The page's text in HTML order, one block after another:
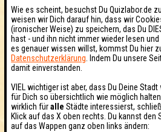
Wie es scheint, besuchst Du Quizlabor.de
weisen wir Dich darauf hin, dass wir
(ironischer Weise) zu speichern, das Du
hast - und ihn nicht immer wieder lesen
es genauer wissen willst, kommst Du hier
Datenschutzerklärung . Indem Du unsere
damit einverstanden.
VIEL wichtiger ist aber, dass Du Deine
für Dich so übersichtlich wie möglich halten
wirklich füralle Städte interessierst,
Klick auf das X oben rechts. Du kannst den
auf das Wappen ganz oben links ändern: